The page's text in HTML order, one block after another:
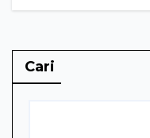
Cari